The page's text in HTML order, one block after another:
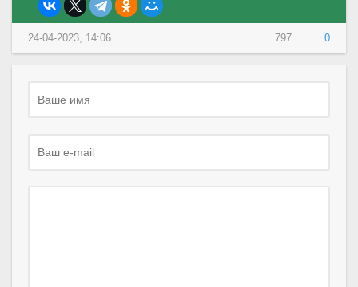
797 0
24-04-2023, 14:06